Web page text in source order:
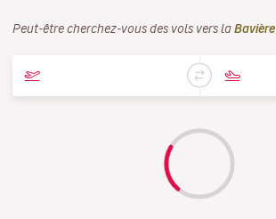
Peut-être cherchez-vous des vols vers la Bavière